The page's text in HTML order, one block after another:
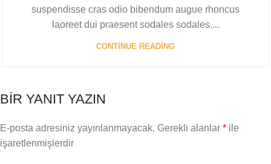
suspendisse cras odio bibendum augue rhoncus
laoreet dui praesent sodales sodales....
CONTINUE READING
BIR YANIT YAZIN
E-posta adresiniz yayınlanmayacak. Gerekli alanlar * ile
işaretlenmişlerdir